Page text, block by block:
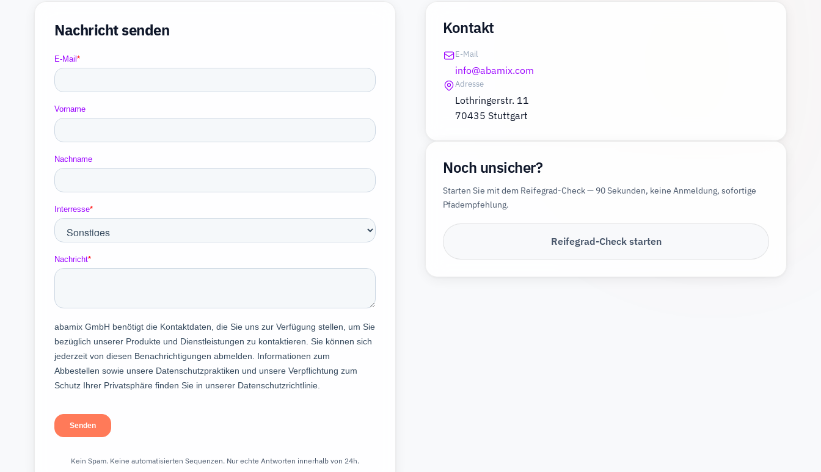
Nachricht senden
Kein Spam. Keine automatisierten Sequenzen. Nur echte Antworten innerhalb von 24h.
Kontakt
E-Mail
info@abamix.com
Adresse
Lothringerstr. 11
70435 Stuttgart
Noch unsicher?
Starten Sie mit dem Reifegrad-Check — 90 Sekunden, keine Anmeldung, sofortige
Pfadempfehlung.
Reifegrad-Check starten